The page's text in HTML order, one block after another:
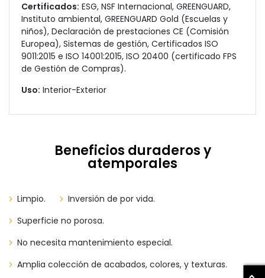
Certificados: ESG, NSF Internacional, GREENGUARD,
Instituto ambiental, GREENGUARD Gold (Escuelas y
niños), Declaración de prestaciones CE (Comisión
Europea), Sistemas de gestión, Certificados ISO
9011:2015 e ISO 14001:2015, ISO 20400 (certificado FPS
de Gestión de Compras).
Uso: Interior-Exterior
Beneficios duraderos y
atemporales
Limpio.
Inversión de por vida.
Superficie no porosa.
No necesita mantenimiento especial.
Amplia colección de acabados, colores, y texturas.